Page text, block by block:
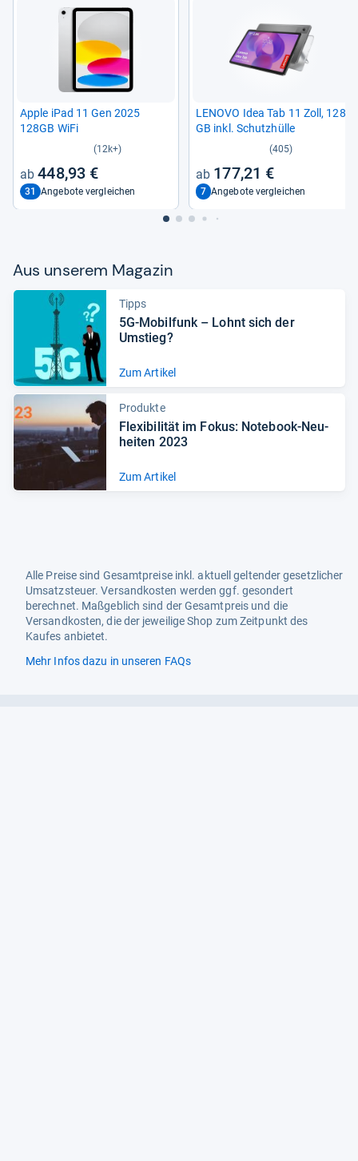
Apple iPad 11 Gen 2025
128GB WiFi
(12k+)
448,93 €
31 Angebote vergleichen
LENOVO Idea Tab 11 Zoll, 128
GB inkl. Schutz­hülle
(405)
177,21 €
7 Angebote vergleichen
Aus unse­rem Maga­zin
Tipps
5G-​Mobil­funk – Lohnt sich der
Umstieg?
Zum Artikel
Produkte
Fle­xi­bi­li­tät im Fokus: Note­book-​Neu­
hei­ten 2023
Zum Artikel
Alle Preise sind Gesamtpreise inkl. aktuell geltender gesetzlicher
Umsatzsteuer. Versandkosten werden ggf. gesondert
berechnet. Maßgeblich sind der Gesamtpreis und die
Versandkosten, die der jeweilige Shop zum Zeitpunkt des
Kaufes anbietet.
Mehr Infos dazu in unseren FAQs